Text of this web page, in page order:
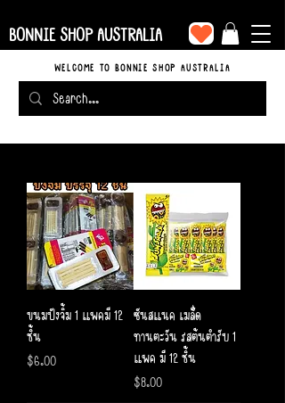
BONNIE SHOP AUSTRALIA
WELCOME TO BONNIE SHOP AUSTRALIA
ขนมปังจิ้ม 1 แพคมี 12
ชิ้น
Price
$6.00
ซันสแนค เมล็ด
ทานตะวัน รสต้นตำรับ 1
แพค มี 12 ชิ้น
Price
$8.00